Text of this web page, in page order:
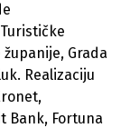
Grada
Realizaciju
Bank, Fortuna